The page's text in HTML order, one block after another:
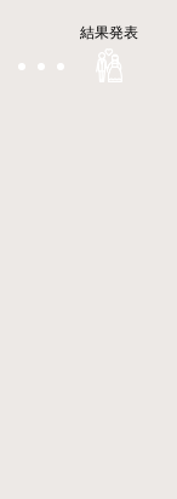
結果発表